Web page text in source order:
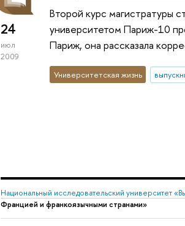
24
июл
2009
Второй курс магистратуры
университетом Париж-10
Париж, она рассказала
Университетская жизнь
Национальный исследовательский университет
Францией и франкоязычными странами»